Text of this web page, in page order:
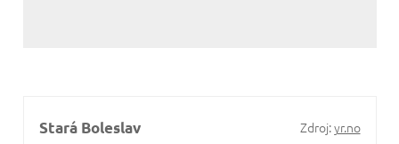
Stará Boleslav Zdroj:yr.no